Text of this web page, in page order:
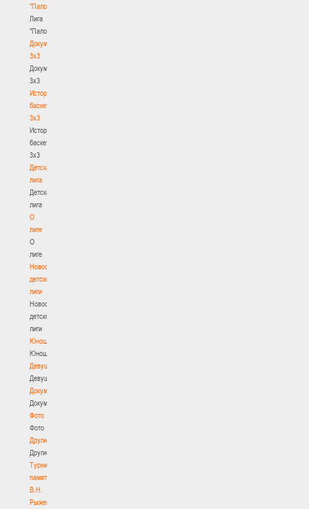
"Палова"
Лига
"Палова"
Документы
3х3
Документы
3х3
История
баскетбола
3х3
История
баскетбола
3х3
Детская
лига
Детская
лига
О
лиге
О
лиге
Новости
детской
лиги
Новости
детской
лиги
Юноши
Юноши
Девушки
Девушки
Документы
Документы
Фото
Фото
Другие
Другие
Турнир
памяти
В.Н.
Рыженкова